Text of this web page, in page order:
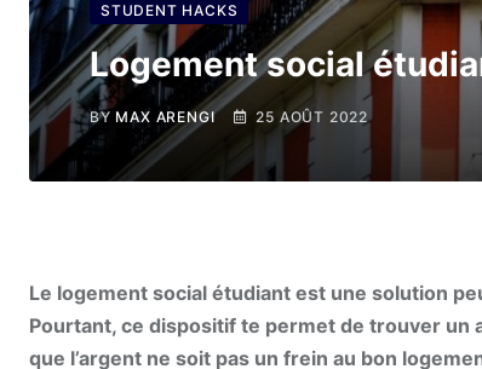
STUDENT HACKS
Logement social
BY MAX ARENGI 25 AOÛT 2022
Le logement social étudiant est une solution
Pourtant, ce dispositif te permet de trouver
que l’argent ne soit pas un frein au bon